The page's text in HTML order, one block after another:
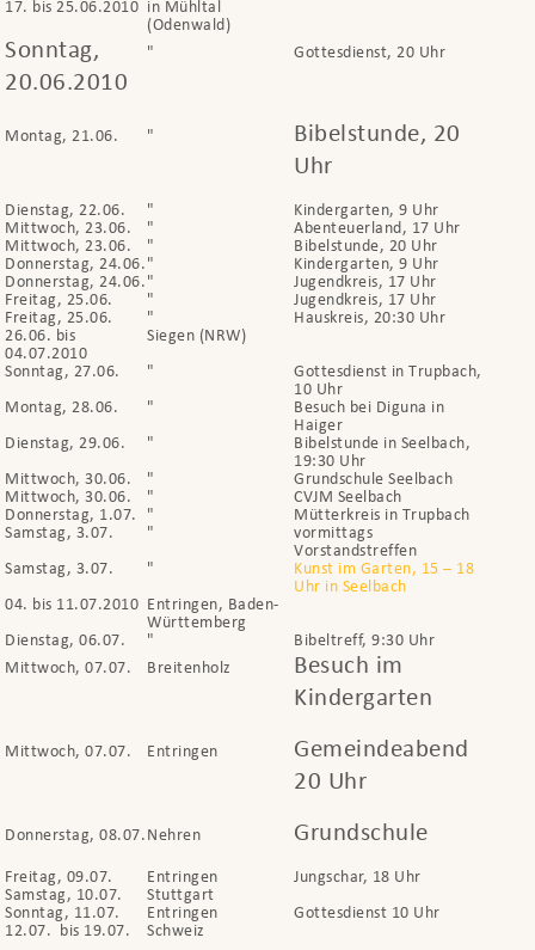
17. bis 25.06.2010 in Mühltal
(Odenwald)
Sonntag,
20.06.2010
" Gottesdienst, 20 Uhr
Montag, 21.06. "
Bibelstunde, 20
Uhr
Dienstag, 22.06. "
Kindergarten, 9 Uhr
Mittwoch, 23.06.
"
Abenteuerland, 17 Uhr
Mittwoch, 23.06.
"
Bibelstunde, 20 Uhr
Donnerstag, 24.06. "
Kindergarten, 9 Uhr
Donnerstag, 24.06. "
Jugendkreis, 17 Uhr
Freitag, 25.06.
"
Jugendkreis, 17 Uhr
Freitag, 25.06.
"
Hauskreis, 20:30 Uhr
26.06. bis
04.07.2010
Siegen (NRW)
Sonntag, 27.06.
"
Gottesdienst in Trupbach,
10 Uhr
Montag, 28.06.
"
Besuch bei Diguna in
Haiger
Dienstag, 29.06.
"
Bibelstunde in Seelbach,
19:30 Uhr
Mittwoch, 30.06.
"
Grundschule Seelbach
Mittwoch, 30.06.
"
CVJM Seelbach
Donnerstag, 1.07.
"
Mütterkreis in Trupbach
Samstag, 3.07.
"
vormittags
Vorstandstreffen
Samstag, 3.07.
"
Kunst im Garten, 15 – 18
Uhr in Seelbach
04. bis 11.07.2010 Entringen, Baden-
Württemberg
Dienstag, 06.07.
"
Bibeltreff, 9:30 Uhr
Mittwoch, 07.07.
Breitenholz
Besuch im
Kindergarten
Mittwoch, 07.07. Entringen
Gemeindeabend
20 Uhr
Donnerstag, 08.07. Nehren Grundschule
Freitag, 09.07. Entringen
Jungschar, 18 Uhr
Samstag, 10.07.
Stuttgart
Sonntag, 11.07.
Entringen
Gottesdienst 10 Uhr
12.07. bis 19.07.
Schweiz